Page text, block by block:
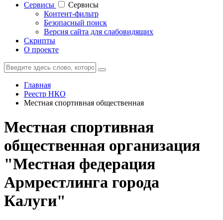
Cервисы
Cервисы
Контент-фильтр
Безопасный поиск
Версия сайта для слабовидящих
Скрипты
О проекте
Главная
Реестр НКО
Местная спортивная общественная
Местная спортивная
общественная организация
"Местная федерация
Армрестлинга города
Калуги"